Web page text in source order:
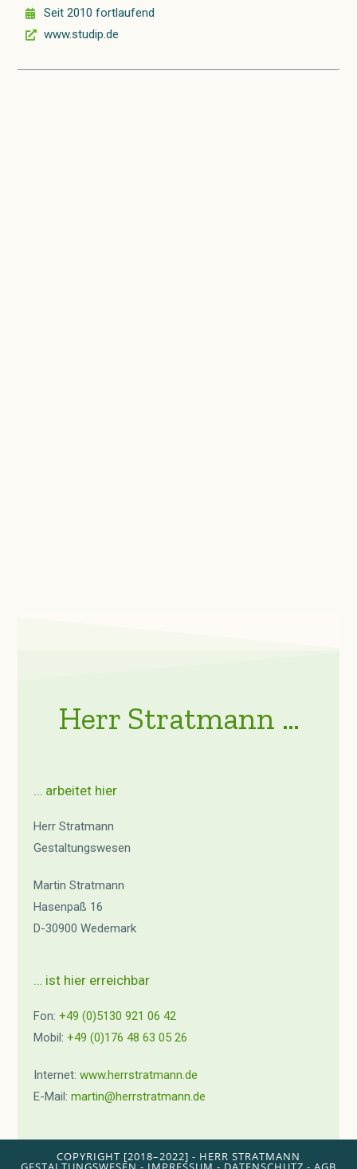
Seit 2010 fortlaufend
www.studip.de
Herr Stratmann …
… arbeitet hier
Herr Stratmann
Gestaltungswesen
Martin Stratmann
Hasenpaß 16
D-30900 Wedemark
… ist hier erreichbar
Fon:+49 (0)5130 921 06 42
Mobil:+49 (0)176 48 63 05 26
Internet:www.herrstratmann.de
E-Mail:martin@herrstratmann.de
COPYRIGHT [2018–2022] - HERR STRATMANN